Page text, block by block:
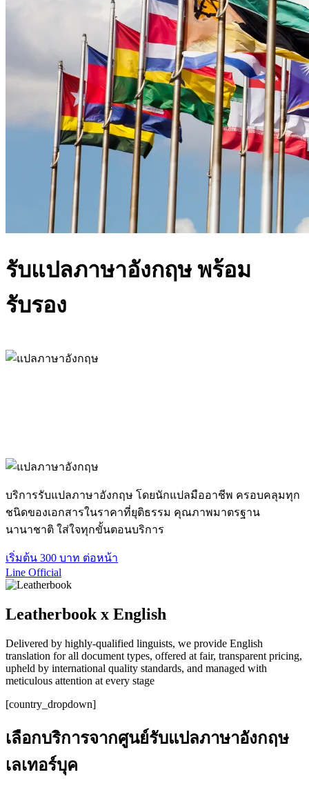
รับแปลภาษาอังกฤษ พร้อม
รับรอง
บริการรับแปลภาษาอังกฤษ โดยนักแปลมืออาชีพ ครอบคลุมทุก
ชนิดของเอกสารในราคาที่ยุติธรรม คุณภาพมาตรฐาน
นานาชาติ ใส่ใจทุกขั้นตอนบริการ
เริ่มต้น 300 บาท ต่อหน้า
Line Official
Leatherbook x English
Delivered by highly-qualified linguists, we provide English
translation for all document types, offered at fair, transparent pricing,
upheld by international quality standards, and managed with
meticulous attention at every stage
[country_dropdown]
เลือกบริการจากศูนย์รับแปลภาษาอังกฤษ
เลเทอร์บุค